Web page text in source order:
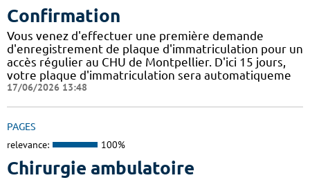
Confirmation
Vous venez d'effectuer une première demande
d'enregistrement de plaque d'immatriculation pour un
accès régulier au CHU de Montpellier. D'ici 15 jours,
votre plaque d'immatriculation sera automatiqueme
17/06/2026 13:48
PAGES
relevance: 100%
Chirurgie ambulatoire